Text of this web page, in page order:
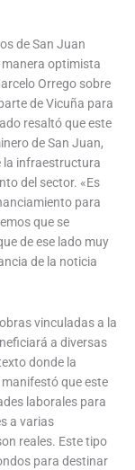
de San Juan
manera optimista
Orrego sobre
de Vicuña para
resaltó que este
de San Juan,
la infraestructura
del sector. «Es
para
que se
de ese lado muy
de la noticia
vinculadas a la
a diversas
donde la
que este
laborales para
a varias
reales. Este tipo
para destinar